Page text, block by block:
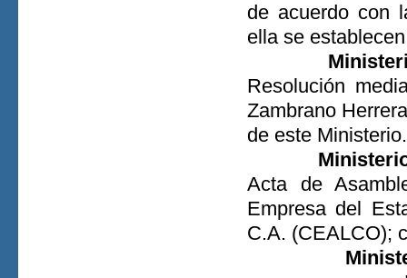
de acuerdo con
ella se
Resolución
Zambrano
de este Ministerio.
Acta de
Empresa del
C.A. (CEALCO);